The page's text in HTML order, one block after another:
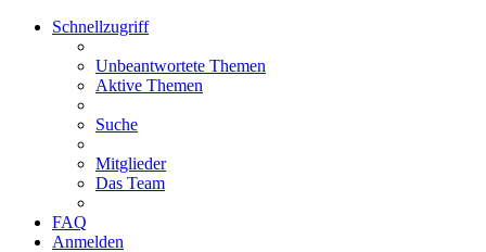
Schnellzugriff
Unbeantwortete Themen
Aktive Themen
Suche
Mitglieder
Das Team
FAQ
Anmelden